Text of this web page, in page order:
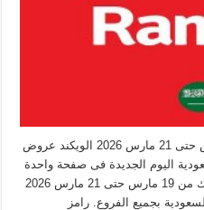
عروض رامز السعودية اليوم 19 مارس حتى 21 مارس 2026 الويكند عروض
اليوم الجديدة فى صفحة واحدة
– عروض رامز السعودية 2026 – و ذلك من 19 مارس حتى 21 مارس 2026
بجميع الفروع. رامز